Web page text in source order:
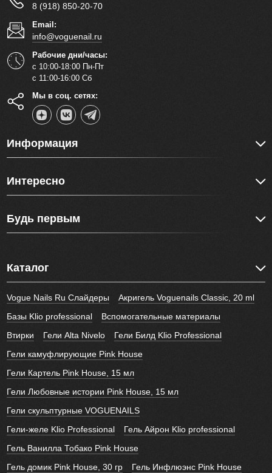
8 (918) 850-20-70
Email:
info@voguenail.ru
Рабочие дни/часы:
с 10:00-18:00 Пн-Пт
с 11:00-16:00 Сб
Мы в соц. сетях:
Информация
Интересно
Будь первым
Каталог
Vogue Nails Ru Слайдеры
Акригель Voguenails Classic, 20 ml
Базы Klio professional
Вспомогательные материалы
Втирки
Гели Alta Nivelo
Гели Билд Klio Professional
Гели камуфлирующие Pink House
Гели Картель Pink House, 15 мл
Гели Любовные истории Pink House, 15 мл
Гели скульптурные VOGUENAILS
Гели-желе Klio Professional
Гель Айрон Klio professional
Гель Ванилла Тобако Pink House
Гель домик Pink House, 30 гр
Гель Инфлюэнс Pink House